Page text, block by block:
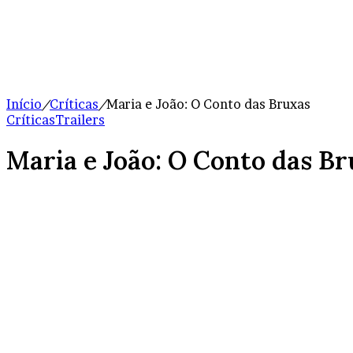
Início/Críticas/Maria e João: O Conto das Bruxas
CríticasTrailers
Maria e João: O Conto das